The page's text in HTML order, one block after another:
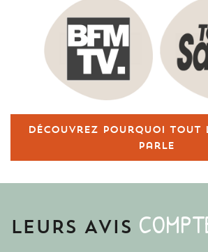
Découvrez pourquoi tout
parle
LEURS AVIS